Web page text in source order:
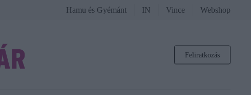
Hamu és Gyémánt IN Vince Webshop
Feliratkozás